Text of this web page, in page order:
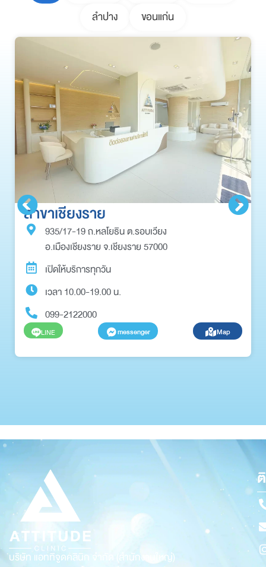
ลำปาง
ขอนแก่น
สาขาเชียงราย
935/17-19 ถ.หลโยธิน ต.รอบเวียง
อ.เมืองเชียงราย จ.เชียงราย 57000
เปิดให้บริการทุกวัน
เวลา 10.00-19.00 น.
099-2122000
LINE messenger Map
บริษัท แอททิจูดคลินิก จำกัด (สำนักงานใหญ่)